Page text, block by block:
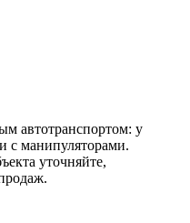
автотранспортом: у
с манипуляторами.
уточняйте,